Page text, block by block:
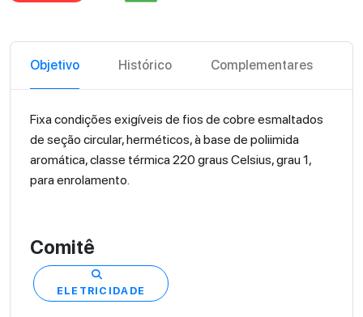
Objetivo Histórico Complementares
Fixa condições exigíveis de fios de cobre esmaltados
de seção circular, herméticos, à base de poliimida
aromática, classe térmica 220 graus Celsius, grau 1,
para enrolamento.
Comitê
ELETRICIDADE